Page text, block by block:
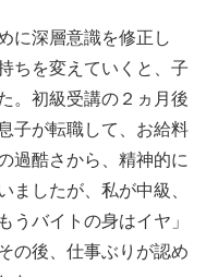
に深層意識を修正し
ちを変えていくと、子
。初級受講の２ヵ月後
子が転職して、お給料
過酷さから、精神的に
ましたが、私が中級、
うバイトの身はイヤ」
の後、仕事ぶりが認め